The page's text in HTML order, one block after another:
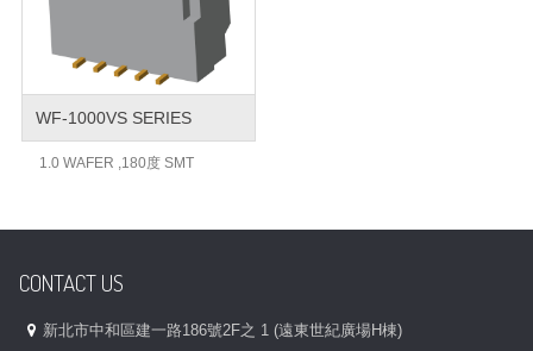
WF-1000VS SERIES
1.0 WAFER ,180度 SMT
CONTACT US
新北市中和區建一路186號2F之 1 (遠東世紀廣場H棟)